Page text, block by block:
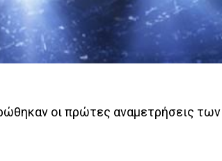
οι πρώτες αναμετρήσεις